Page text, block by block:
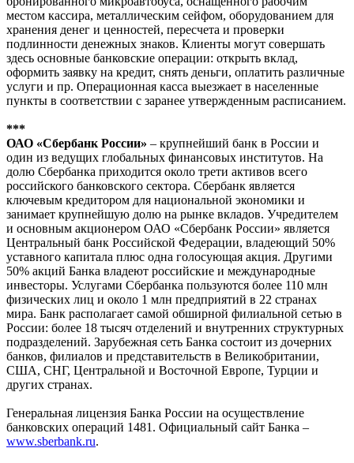
местом кассира, металлическим сейфом, оборудованием для
хранения денег и ценностей, пересчета и проверки
подлинности денежных знаков. Клиенты могут совершать
здесь основные банковские операции: открыть вклад,
оформить заявку на кредит, снять деньги, оплатить различные
услуги и пр. Операционная касса выезжает в населенные
пункты в соответствии с заранее утвержденным расписанием.
***
ОАО «Сбербанк России» – крупнейший банк в России и
один из ведущих глобальных финансовых институтов. На
долю Сбербанка приходится около трети активов всего
российского банковского сектора. Сбербанк является
ключевым кредитором для национальной экономики и
занимает крупнейшую долю на рынке вкладов. Учредителем
и основным акционером ОАО «Сбербанк России» является
Центральный банк Российской Федерации, владеющий 50%
уставного капитала плюс одна голосующая акция. Другими
50% акций Банка владеют российские и международные
инвесторы. Услугами Сбербанка пользуются более 110 млн
физических лиц и около 1 млн предприятий в 22 странах
мира. Банк располагает самой обширной филиальной сетью в
России: более 18 тысяч отделений и внутренних структурных
подразделений. Зарубежная сеть Банка состоит из дочерних
банков, филиалов и представительств в Великобритании,
США, СНГ, Центральной и Восточной Европе, Турции и
других странах.
Генеральная лицензия Банка России на осуществление
банковских операций 1481. Официальный сайт Банка –
www.sberbank.ru.